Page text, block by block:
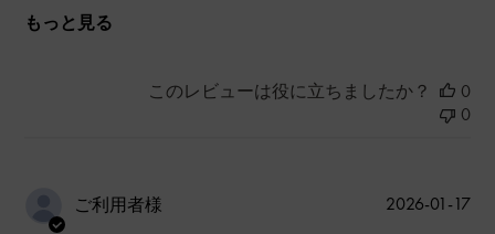
もっと見る
このレビューは役に立ちましたか？
0
0
ご利用者様
公
2026-01-17